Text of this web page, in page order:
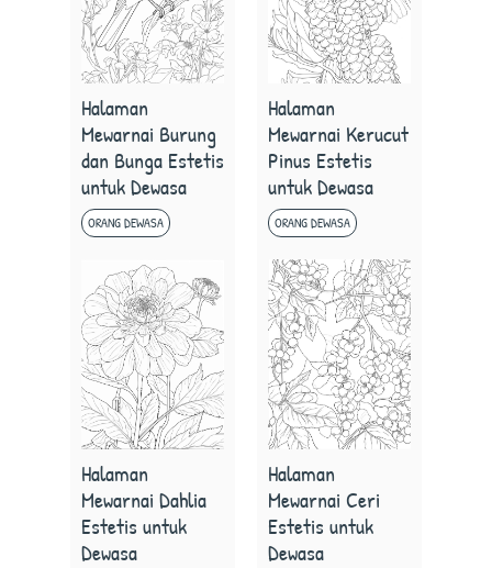
Halaman
Mewarnai Burung
dan Bunga Estetis
untuk Dewasa
ORANG DEWASA
Halaman
Mewarnai Kerucut
Pinus Estetis
untuk Dewasa
ORANG DEWASA
Halaman
Mewarnai Dahlia
Estetis untuk
Dewasa
Halaman
Mewarnai Ceri
Estetis untuk
Dewasa